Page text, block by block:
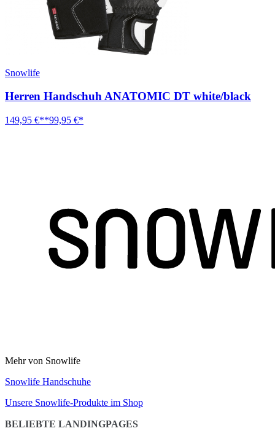
Snowlife
Herren Handschuh ANATOMIC DT white/black
149,95 €**99,95 €*
Mehr von Snowlife
Snowlife Handschuhe
Unsere Snowlife-Produkte im Shop
BELIEBTE LANDINGPAGES